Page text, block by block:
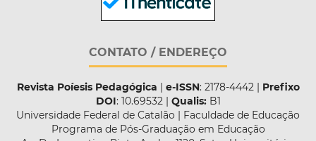
CONTATO / ENDEREÇO
Revista Poíesis Pedagógica | e-ISSN: 2178-4442 | Prefixo
DOI: 10.69532 | Qualis:B1
Universidade Federal de Catalão | Faculdade de Educação
Programa de Pós-Graduação em Educação